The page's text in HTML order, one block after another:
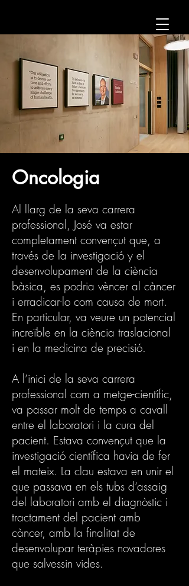
Oncologia
Al llarg de la seva carrera
professional, José va estar
completament convençut que, a
través de la investigació y el
desenvolupament de la ciència
bàsica, es podria vèncer al càncer
i erradicar-lo com causa de mort.
En particular, va veure un potencial
increïble en la ciència traslacional
i en la medicina de precisió.
A l’inici de la seva carrera
professional com a metge-científic,
va passar molt de temps a cavall
entre el laboratori i la cura del
pacient. Estava convençut que la
investigació científica havia de fer
el mateix. La clau estava en unir el
que passava en els tubs d’assaig
del laboratori amb el diagnòstic i
tractament del pacient amb
càncer, amb la finalitat de
desenvolupar teràpies novadores
que salvessin vides.